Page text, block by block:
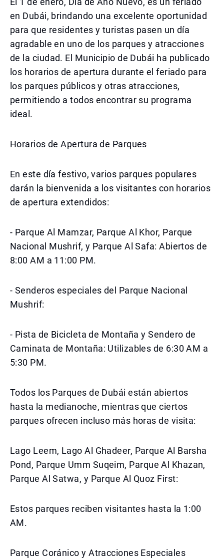
en Dubái, brindando una excelente oportunidad
para que residentes y turistas pasen un día
agradable en uno de los parques y atracciones
de la ciudad. El Municipio de Dubái ha publicado
los horarios de apertura durante el feriado para
los parques públicos y otras atracciones,
permitiendo a todos encontrar su programa
ideal.
Horarios de Apertura de Parques
En este día festivo, varios parques populares
darán la bienvenida a los visitantes con horarios
de apertura extendidos:
- Parque Al Mamzar, Parque Al Khor, Parque
Nacional Mushrif, y Parque Al Safa: Abiertos de
8:00 AM a 11:00 PM.
- Senderos especiales del Parque Nacional
Mushrif:
- Pista de Bicicleta de Montaña y Sendero de
Caminata de Montaña: Utilizables de 6:30 AM a
5:30 PM.
Todos los Parques de Dubái están abiertos
hasta la medianoche, mientras que ciertos
parques ofrecen incluso más horas de visita:
Lago Leem, Lago Al Ghadeer, Parque Al Barsha
Pond, Parque Umm Suqeim, Parque Al Khazan,
Parque Al Satwa, y Parque Al Quoz First:
Estos parques reciben visitantes hasta la 1:00
AM.
Parque Coránico y Atracciones Especiales